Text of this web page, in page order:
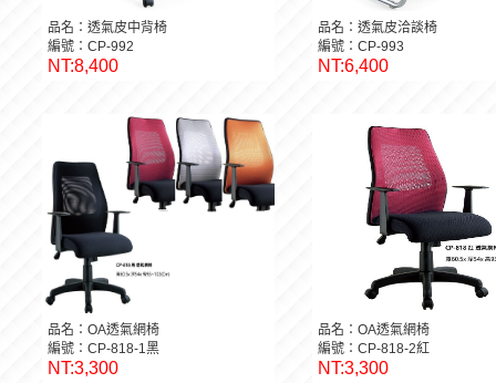
品名：透氣皮中背椅
編號：CP-992
NT:8,400
品名：透氣皮洽談椅
編號：CP-993
NT:6,400
品名：OA透氣網椅
編號：CP-818-1黑
NT:3,300
品名：OA透氣網椅
編號：CP-818-2紅
NT:3,300